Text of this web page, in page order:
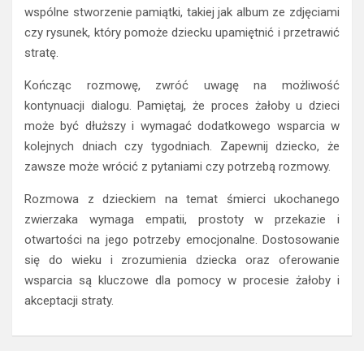
wspólne stworzenie pamiątki, takiej jak album ze zdjęciami
czy rysunek, który pomoże dziecku upamiętnić i przetrawić
stratę.
Kończąc rozmowę, zwróć uwagę na możliwość
kontynuacji dialogu. Pamiętaj, że proces żałoby u dzieci
może być dłuższy i wymagać dodatkowego wsparcia w
kolejnych dniach czy tygodniach. Zapewnij dziecko, że
zawsze może wrócić z pytaniami czy potrzebą rozmowy.
Rozmowa z dzieckiem na temat śmierci ukochanego
zwierzaka wymaga empatii, prostoty w przekazie i
otwartości na jego potrzeby emocjonalne. Dostosowanie
się do wieku i zrozumienia dziecka oraz oferowanie
wsparcia są kluczowe dla pomocy w procesie żałoby i
akceptacji straty.